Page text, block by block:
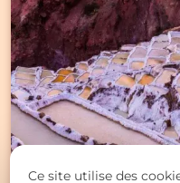
Ce site utilise des